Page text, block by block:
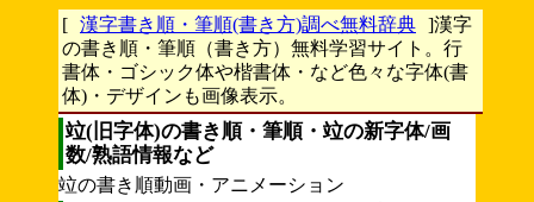
[ 漢字書き順・筆順(書き方)調べ無料辞典 ]漢字
の書き順・筆順（書き方）無料学習サイト。行
書体・ゴシック体や楷書体・など色々な字体(書
体)・デザインも画像表示。
竝(旧字体)の書き順・筆順・竝の新字体/画
数/熟語情報など
竝の書き順動画・アニメーション